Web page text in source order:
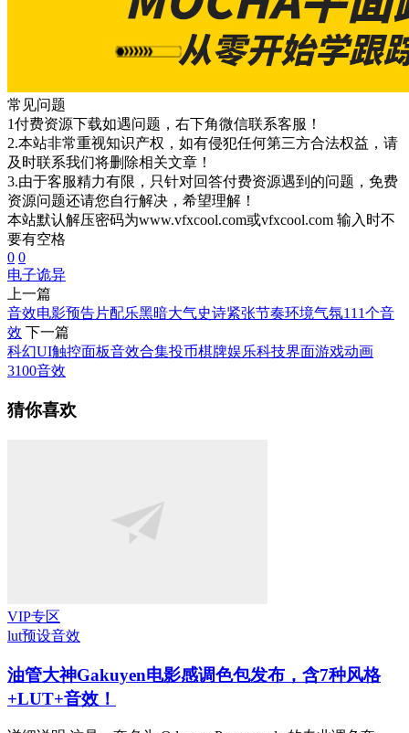
常见问题
1付费资源下载如遇问题，右下角微信联系客服！
2.本站非常重视知识产权，如有侵犯任何第三方合法权益，请
及时联系我们将删除相关文章！
3.由于客服精力有限，只针对回答付费资源遇到的问题，免费
资源问题还请您自行解决，希望理解！
本站默认解压密码为www.vfxcool.com或vfxcool.com 输入时不
要有空格
0 0
电子诡异
上一篇
音效电影预告片配乐黑暗大气史诗紧张节奏环境气氛111个音
效 下一篇
科幻UI触控面板音效合集投币棋牌娱乐科技界面游戏动画
3100音效
猜你喜欢
VIP专区
lut预设音效
油管大神Gakuyen电影感调色包发布，含7种风格
+LUT+音效！